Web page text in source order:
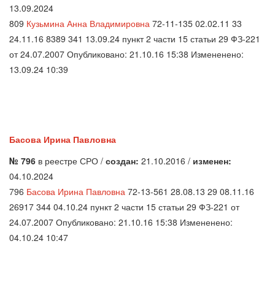
13.09.2024
809 Кузьмина Анна Владимировна 72-11-135 02.02.11 33
24.11.16 8389 341 13.09.24 пункт 2 части 15 статьи 29 ФЗ-221
от 24.07.2007 Опубликовано: 21.10.16 15:38 Измененено:
13.09.24 10:39
Басова Ирина Павловна
№ 796 в реестре СРО / создан: 21.10.2016 / изменен:
04.10.2024
796 Басова Ирина Павловна 72-13-561 28.08.13 29 08.11.16
26917 344 04.10.24 пункт 2 части 15 статьи 29 ФЗ-221 от
24.07.2007 Опубликовано: 21.10.16 15:38 Измененено:
04.10.24 10:47